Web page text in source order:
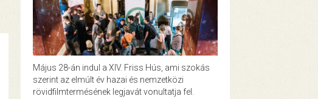
Május 28-án indul a XIV. Friss Hús, ami szokás
szerint az elmúlt év hazai és nemzetközi
rövidfilmtermésének legjavát vonultatja fel.